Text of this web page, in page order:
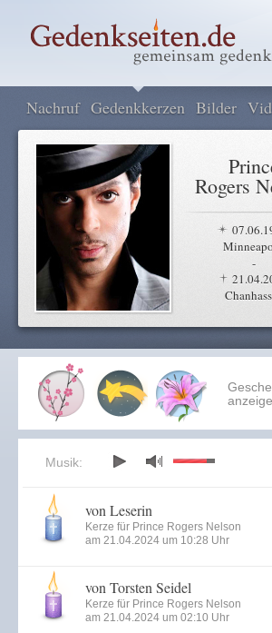
Nachruf Gedenkkerzen Bilder
Rogers
-
Musik:
von Leserin
Kerze für Prince Rogers Nelson
am 21.04.2024 um 10:28 Uhr
von Torsten Seidel
Kerze für Prince Rogers Nelson
am 21.04.2024 um 02:10 Uhr